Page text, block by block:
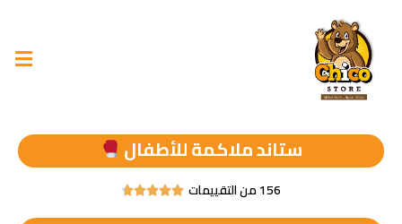
ستاند ملاكمة للأطفال
156 من التقييمات 



